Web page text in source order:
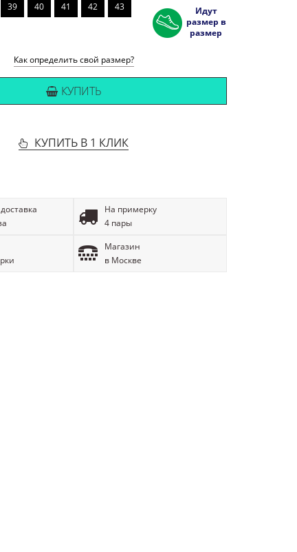
39 40 41 42 43
Идут
размер в
размер
Как определить свой размер?
КУПИТЬ
КУПИТЬ В 1 КЛИК
На примерку
4 пары
Магазин
в Москве